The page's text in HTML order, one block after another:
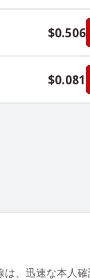
$0.506
$0.081
、迅速な本人